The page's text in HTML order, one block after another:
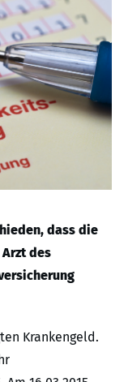
dass die
des
Krankengeld.